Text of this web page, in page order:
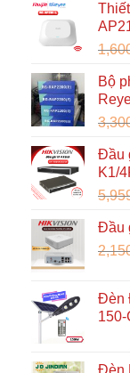
Bộ
Đầu
K1/
Đầu
Đèn
150-